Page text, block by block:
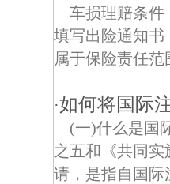
车损理赔条件
填写出险通知书
属于保险责任范
·如何将国际
(一)什么是
之五和《共同
请，是指自国际